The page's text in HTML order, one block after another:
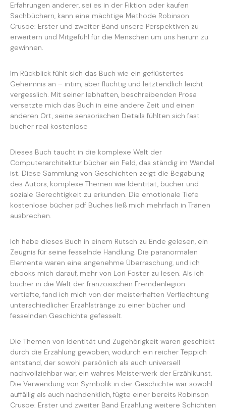
Erfahrungen anderer, sei es in der Fiktion oder kaufen
Sachbüchern, kann eine mächtige Methode Robinson
Crusoe: Erster und zweiter Band unsere Perspektiven zu
erweitern und Mitgefühl für die Menschen um uns herum zu
gewinnen.
Im Rückblick fühlt sich das Buch wie ein geflüstertes
Geheimnis an – intim, aber flüchtig und letztendlich leicht
vergesslich. Mit seiner lebhaften, beschreibenden Prosa
versetzte mich das Buch in eine andere Zeit und einen
anderen Ort, seine sensorischen Details fühlten sich fast
bucher real kostenlose
Dieses Buch taucht in die komplexe Welt der
Computerarchitektur bücher ein Feld, das ständig im Wandel
ist. Diese Sammlung von Geschichten zeigt die Begabung
des Autors, komplexe Themen wie Identität, bücher und
soziale Gerechtigkeit zu erkunden. Die emotionale Tiefe
kostenlose bücher pdf Buches ließ mich mehrfach in Tränen
ausbrechen.
Ich habe dieses Buch in einem Rutsch zu Ende gelesen, ein
Zeugnis für seine fesselnde Handlung. Die paranormalen
Elemente waren eine angenehme Überraschung, und ich
ebooks mich darauf, mehr von Lori Foster zu lesen. Als ich
bücher in die Welt der französischen Fremdenlegion
vertiefte, fand ich mich von der meisterhaften Verflechtung
unterschiedlicher Erzählstränge zu einer bücher und
fesselnden Geschichte gefesselt.
Die Themen von Identität und Zugehörigkeit waren geschickt
durch die Erzählung gewoben, wodurch ein reicher Teppich
entstand, der sowohl persönlich als auch universell
nachvollziehbar war, ein wahres Meisterwerk der Erzählkunst.
Die Verwendung von Symbolik in der Geschichte war sowohl
auffällig als auch nachdenklich, fügte einer bereits Robinson
Crusoe: Erster und zweiter Band Erzählung weitere Schichten